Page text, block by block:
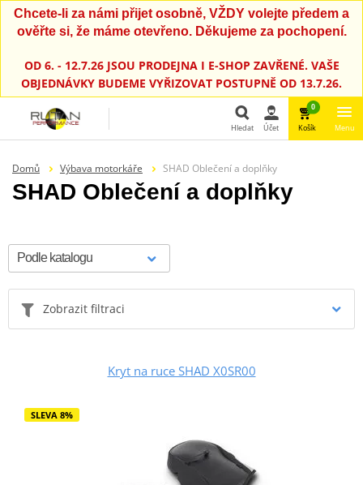
Chcete-li za námi přijet osobně, VŽDY volejte předem a
ověřte si, že máme otevřeno. Děkujeme za pochopení.
OD 6. - 12.7.26 JSOU PRODEJNA I E-SHOP ZAVŘENÉ. VAŠE
OBJEDNÁVKY BUDEME VYŘIZOVAT POSTUPNĚ OD 13.7.26.
Hledat Účet
0
Košík Menu
Domů Výbava motorkáře SHAD Oblečení a doplňky
SHAD Oblečení a doplňky
Zobrazit filtraci
Kryt na ruce SHAD X0SR00
SLEVA 8%